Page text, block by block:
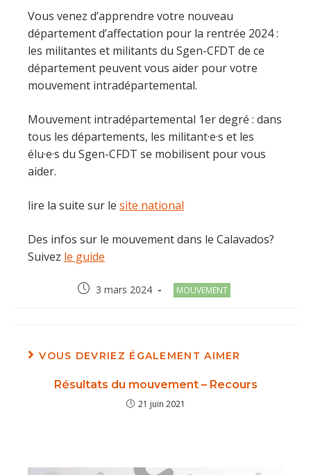
Vous venez d’apprendre votre nouveau
département d’affectation pour la rentrée 2024 :
les militantes et militants du Sgen-CFDT de ce
département peuvent vous aider pour votre
mouvement intradépartemental.
Mouvement intradépartemental 1er degré : dans
tous les départements, les militant·e·s et les
élu·e·s du Sgen-CFDT se mobilisent pour vous
aider.
lire la suite sur le site national
Des infos sur le mouvement dans le Calavados?
Suivez le guide
Post3 mars 2024
Post
MOUVEMENT
VOUS DEVRIEZ ÉGALEMENT AIMER
Résultats du mouvement – Recours
21 juin 2021